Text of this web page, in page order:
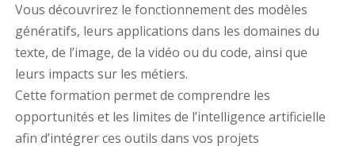
Vous découvrirez le fonctionnement des modèles
génératifs, leurs applications dans les domaines du
texte, de l’image, de la vidéo ou du code, ainsi que
leurs impacts sur les métiers.
Cette formation permet de comprendre les
opportunités et les limites de l’intelligence artificielle
afin d’intégrer ces outils dans vos projets